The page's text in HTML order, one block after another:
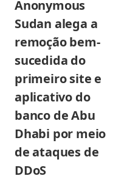
Anonymous
Sudan alega a
remoção bem-
sucedida do
primeiro site e
aplicativo do
banco de Abu
Dhabi por meio
de ataques de
DDoS